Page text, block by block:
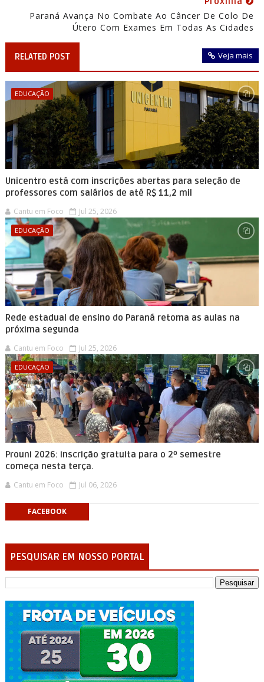
Paraná Avança No Combate Ao Câncer De Colo De
Útero Com Exames Em Todas As Cidades
RELATED POST Veja mais
EDUCAÇÃO
Unicentro está com inscrições abertas para seleção de
professores com salários de até R$ 11,2 mil
Cantu em Foco Jul 25, 2026
EDUCAÇÃO
Rede estadual de ensino do Paraná retoma as aulas na
próxima segunda
Cantu em Foco Jul 25, 2026
EDUCAÇÃO
Prouni 2026: inscrição gratuita para o 2º semestre
começa nesta terça.
Cantu em Foco Jul 06, 2026
FACEBOOK
PESQUISAR EM NOSSO PORTAL